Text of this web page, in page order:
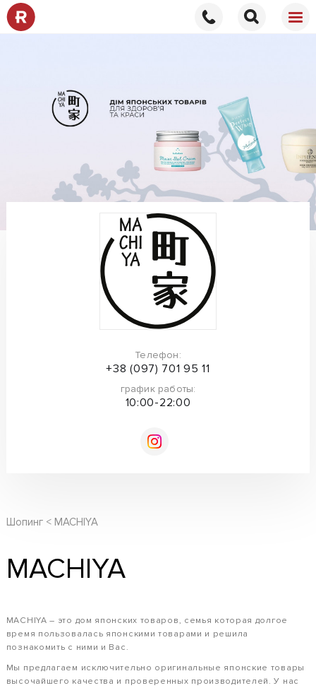
Телефон:
+38 (097) 701 95 11
график работы:
10:00-22:00
Шопинг MACHIYA
MACHIYA
MACHIYA – это дом японских товаров, семья которая долгое
время пользовалась японскими товарами и решила
познакомить с ними и Вас.
Мы предлагаем исключительно оригинальные японские товары
высочайшего качества и проверенных производителей. У нас